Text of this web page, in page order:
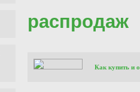
распродаж
Как купить и